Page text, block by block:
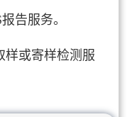
告服务。
样或寄样检测服